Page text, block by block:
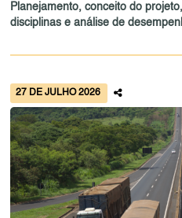
Planejamento, conceito do
disciplinas e análise de
27 DE JULHO 2026